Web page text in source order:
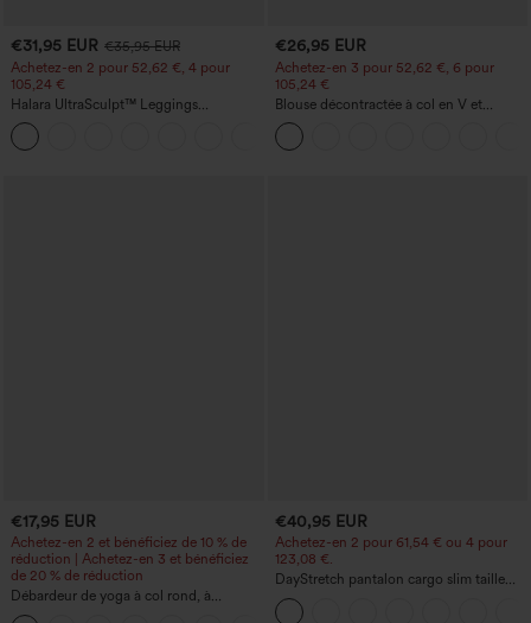
€31,95 EUR €35,95 EUR
Achetez-en 2 pour 52,62 €, 4 pour
105,24 €
Halara UltraSculpt™ Leggings
d'entraînement sculptants taille haute,
effet ventre plat, avec poche
€26,95 EUR
Achetez-en 3 pour 52,62 €, 6 pour
105,24 €
Blouse décontractée à col en V et
manches courtes bouffantes
€17,95 EUR
Achetez-en 2 et bénéficiez de 10 % de
réduction | Achetez-en 3 et bénéficiez
de 20 % de réduction
Débardeur de yoga à col rond, à
fronces, effet rafraîchissant - UPF50+
€40,95 EUR
Achetez-en 2 pour 61,54 € ou 4 pour
123,08 €.
DayStretch pantalon cargo slim taille
haute, poches zippées, uni